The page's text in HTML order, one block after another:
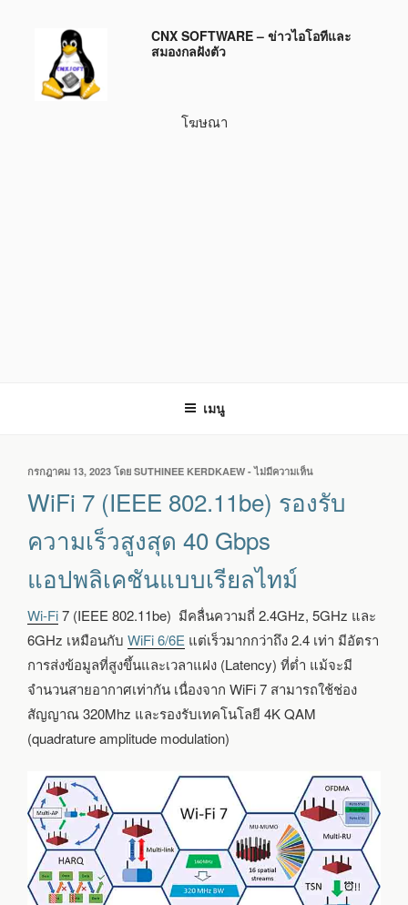
บทความ
CNX SOFTWARE – ข่าวไอโอทีและ
สมองกลฝังตัว
โฆษณา
เมนู
เขียน
ที่
กรกฎาคม 13, 2023 โดย SUTHINEE KERDKAEW -ไม่มีความเห็น
7
40
แอปพลิเคชัน
แบบ
ยล
ไทม์
WiFi 7 (IEEE 802.11be) รองรับ
ความเร็วสูงสุด 40 Gbps
แอปพลิเคชันแบบเรียลไทม์
Wi-Fi7 (IEEE 802.11be) มีคลื่นความถี่ 2.4GHz, 5GHz และ
6GHz เหมือนกับ WiFi 6/6E แต่เร็วมากกว่าถึง 2.4 เท่า มีอัตรา
การส่งข้อมูลที่สูงขึ้นและเวลาแฝง (Latency) ที่ต่ำ แม้จะมี
จำนวนสายอากาศเท่ากัน เนื่องจาก WiFi 7 สามารถใช้ช่อง
สัญญาณ 320Mhz และรองรับเทคโนโลยี 4K QAM
(quadrature amplitude modulation)